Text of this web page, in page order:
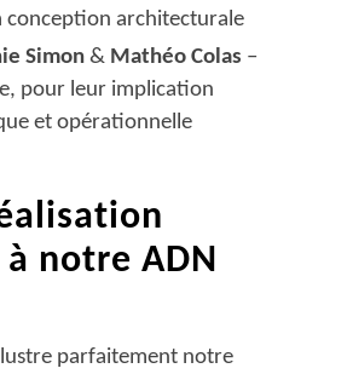
conception architecturale
Simon & Mathéo Colas –
pour leur implication
et opérationnelle
notre ADN
parfaitement notre